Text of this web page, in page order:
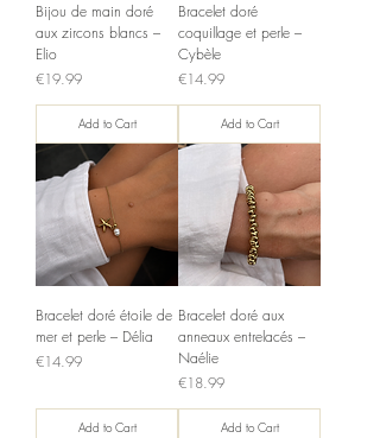
Bijou de main doré
aux zircons blancs –
Elio
Price
€19.99
Add to Cart
Bracelet doré
coquillage et perle –
Cybèle
Price
€14.99
Add to Cart
Bracelet doré étoile de
mer et perle – Délia
Price
€14.99
Add to Cart
Bracelet doré aux
anneaux entrelacés –
Naélie
Price
€18.99
Add to Cart